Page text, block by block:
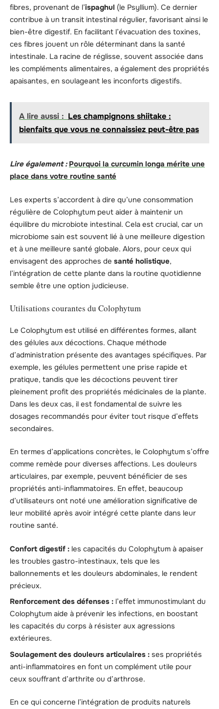
fibres, provenant de l’ispaghul (le Psyllium). Ce dernier
contribue à un transit intestinal régulier, favorisant ainsi le
bien-être digestif. En facilitant l’évacuation des toxines,
ces fibres jouent un rôle déterminant dans la santé
intestinale. La racine de réglisse, souvent associée dans
les compléments alimentaires, a également des propriétés
apaisantes, en soulageant les inconforts digestifs.
A lire aussi : Les champignons shiitake :
bienfaits que vous ne connaissiez peut-être pas
Lire également : Pourquoi la curcumin longa mérite une
place dans votre routine santé
Les experts s’accordent à dire qu’une consommation
régulière de Colophytum peut aider à maintenir un
équilibre du microbiote intestinal. Cela est crucial, car un
microbiome sain est souvent lié à une meilleure digestion
et à une meilleure santé globale. Alors, pour ceux qui
envisagent des approches de santé holistique,
l’intégration de cette plante dans la routine quotidienne
semble être une option judicieuse.
Utilisations courantes du Colophytum
Le Colophytum est utilisé en différentes formes, allant
des gélules aux décoctions. Chaque méthode
d’administration présente des avantages spécifiques. Par
exemple, les gélules permettent une prise rapide et
pratique, tandis que les décoctions peuvent tirer
pleinement profit des propriétés médicinales de la plante.
Dans les deux cas, il est fondamental de suivre les
dosages recommandés pour éviter tout risque d’effets
secondaires.
En termes d’applications concrètes, le Colophytum s’offre
comme remède pour diverses affections. Les douleurs
articulaires, par exemple, peuvent bénéficier de ses
propriétés anti-inflammatoires. En effet, beaucoup
d’utilisateurs ont noté une amélioration significative de
leur mobilité après avoir intégré cette plante dans leur
routine santé.
Confort digestif : les capacités du Colophytum à apaiser
les troubles gastro-intestinaux, tels que les
ballonnements et les douleurs abdominales, le rendent
précieux.
Renforcement des défenses : l’effet immunostimulant du
Colophytum aide à prévenir les infections, en boostant
les capacités du corps à résister aux agressions
extérieures.
Soulagement des douleurs articulaires : ses propriétés
anti-inflammatoires en font un complément utile pour
ceux souffrant d’arthrite ou d’arthrose.
En ce qui concerne l’intégration de produits naturels